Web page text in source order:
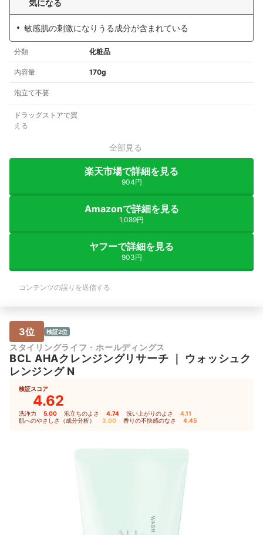
気になる
敏感肌の刺激になりうる成分が含まれている
分類 化粧品
内容量 170g
泡立て不要
ドラッグストアで買
える
全部見る
楽天市場で詳細を見る
904円
Amazonで詳細を見る
1,089円
ヤフーで詳細を見る
903円
コンテンツの誤りを送信する
3位 検証2位
スタイリングライフ・ホールディングス
BCL AHAクレンジングリサーチ
ウォッシュク
レンジング N
検証スコア
4.62
洗浄力 5.00 泡立ちのよさ 4.74 洗い上がりのよさ 4.11
肌へのやさしさ（成分分析） 3.00 香りの不快感のなさ 4.45